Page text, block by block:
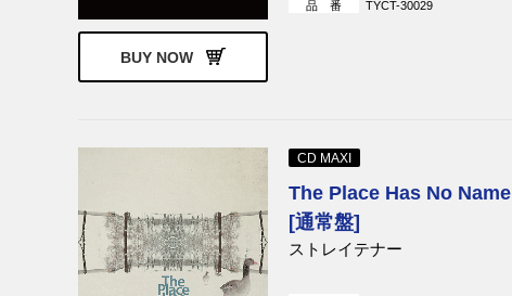
BUY NOW
品 番
TYCT-30029
CD MAXI
The Place Has No Name
[通常盤]
ストレイテナー